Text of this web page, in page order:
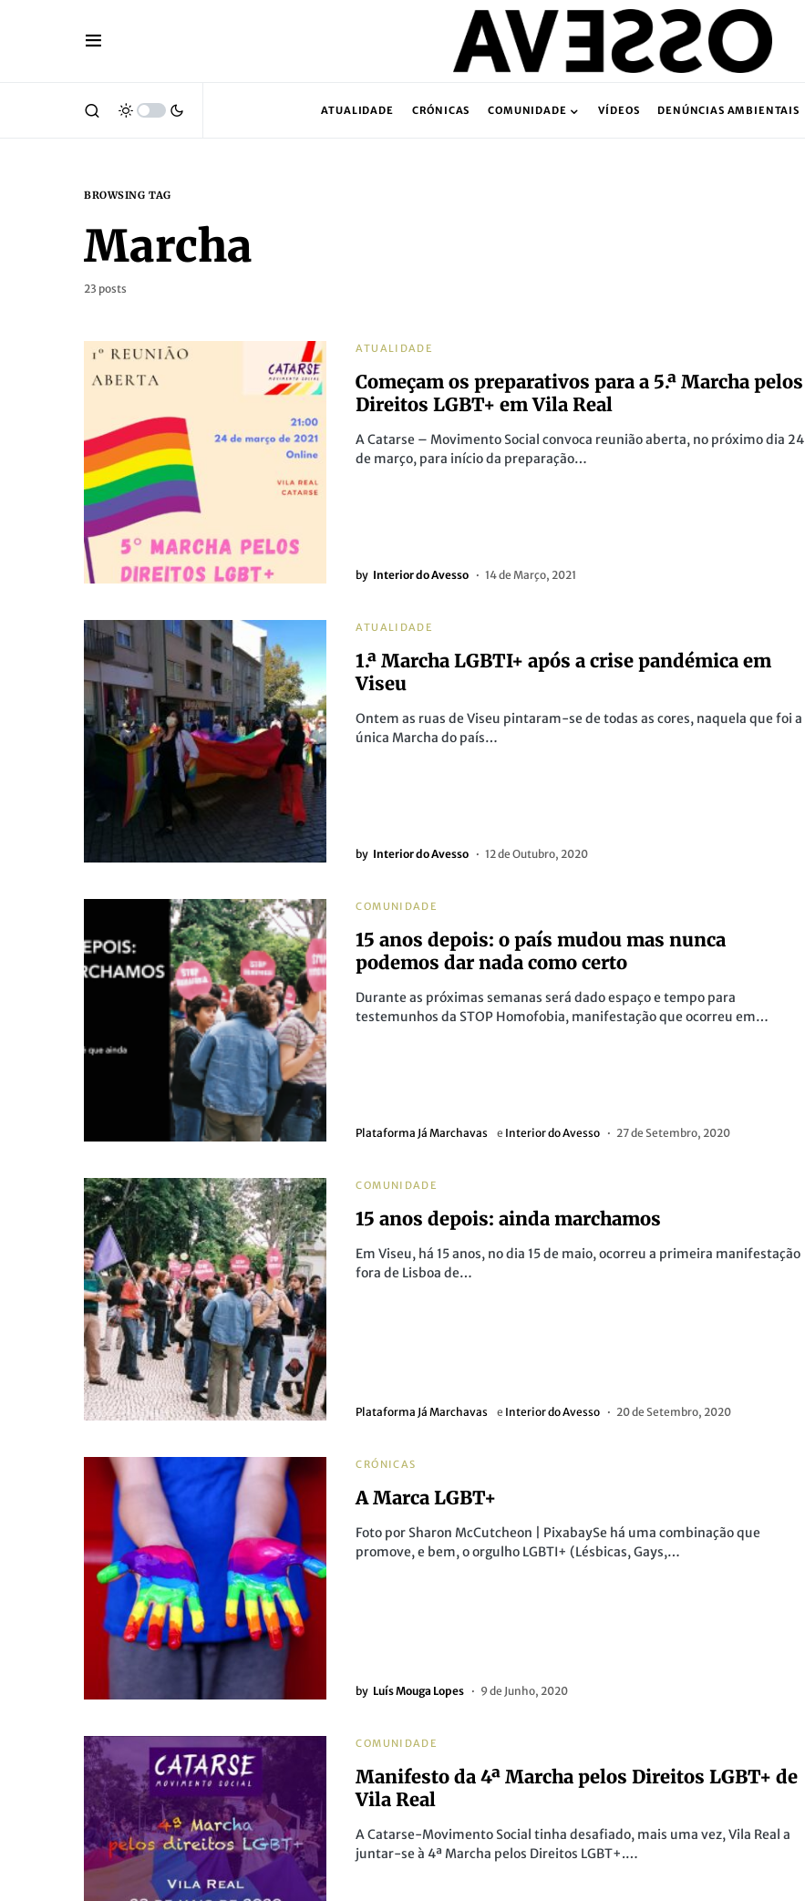
ATUALIDADE CRÓNICAS COMUNIDADE VÍDEOS DENÚNCIAS AMBIENTAIS
BROWSING TAG
Marcha
23 posts
ATUALIDADE
Começam os preparativos para a 5.ª Marcha pelos
Direitos LGBT+ em Vila Real
A Catarse – Movimento Social convoca reunião aberta, no próximo dia 24
de março, para início da preparação…
by Interior do Avesso 14 de Março, 2021
ATUALIDADE
1.ª Marcha LGBTI+ após a crise pandémica em
Viseu
Ontem as ruas de Viseu pintaram-se de todas as cores, naquela que foi a
única Marcha do país…
by Interior do Avesso 12 de Outubro, 2020
COMUNIDADE
15 anos depois: o país mudou mas nunca
podemos dar nada como certo
Durante as próximas semanas será dado espaço e tempo para
testemunhos da STOP Homofobia, manifestação que ocorreu em…
Plataforma Já Marchavas e Interior do Avesso 27 de Setembro, 2020
COMUNIDADE
15 anos depois: ainda marchamos
Em Viseu, há 15 anos, no dia 15 de maio, ocorreu a primeira manifestação
fora de Lisboa de…
Plataforma Já Marchavas e Interior do Avesso 20 de Setembro, 2020
CRÓNICAS
A Marca LGBT+
Foto por Sharon McCutcheon | PixabaySe há uma combinação que
promove, e bem, o orgulho LGBTI+ (Lésbicas, Gays,…
by Luís Mouga Lopes 9 de Junho, 2020
COMUNIDADE
Manifesto da 4ª Marcha pelos Direitos LGBT+ de
Vila Real
A Catarse-Movimento Social tinha desafiado, mais uma vez, Vila Real a
juntar-se à 4ª Marcha pelos Direitos LGBT+.…